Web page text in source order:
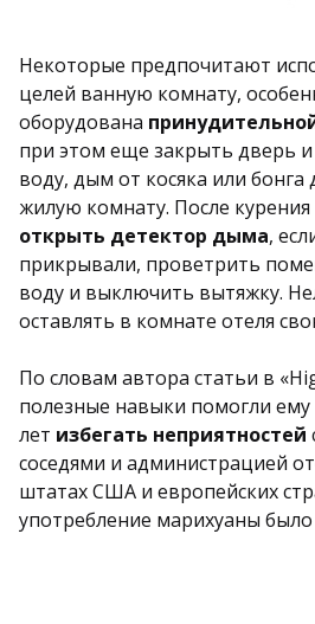
Некоторые предпочитают
целей ванную комнату,
оборудована
при этом еще закрыть дверь
воду, дым от косяка или
жилую комнату. После
открыть детектор дыма,
прикрывали, проветрить
воду и выключить вытяжку.
оставлять в комнате отеля
По словам автора статьи в
полезные навыки помогли
лет избегать неприятностей
соседями и администрацией
штатах США и европейских
употребление марихуаны